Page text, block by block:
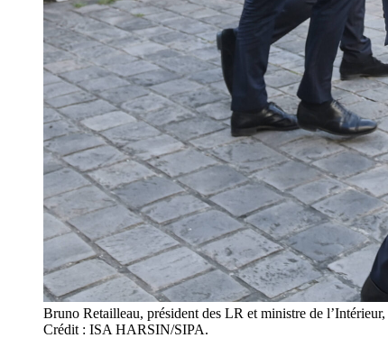
Bruno Retailleau, président des LR et ministre de
Crédit : ISA HARSIN/SIPA.